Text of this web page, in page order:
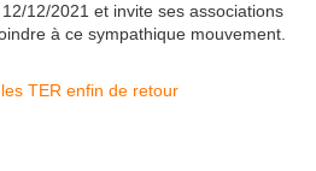
12/2021 et invite ses associations
à ce sympathique mouvement.